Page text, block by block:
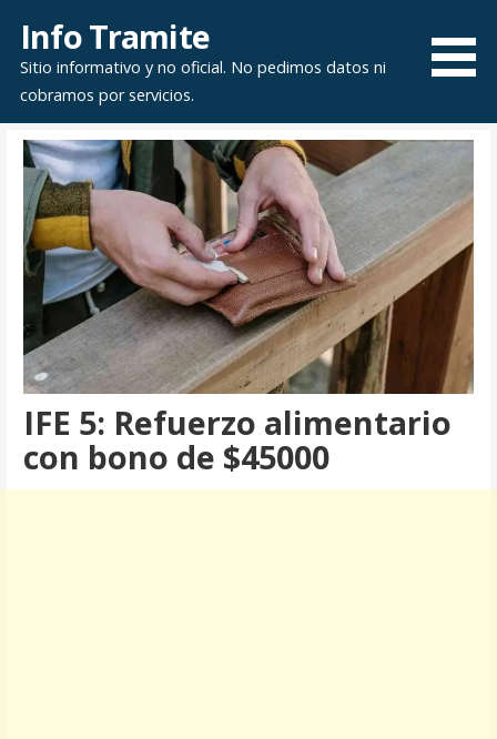
contenido
Info Tramite
Sitio informativo y no oficial. No pedimos datos ni
cobramos por servicios.
IFE 5: Refuerzo alimentario
con bono de $45000